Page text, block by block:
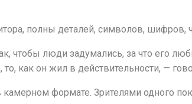
полны деталей, символов, шифров,
чтобы люди задумались, за что его
как он жил в действительности, —
формате. Зрителями одного